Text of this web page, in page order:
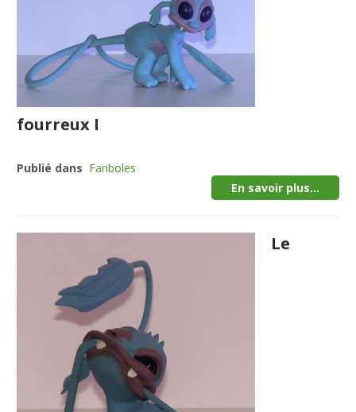
fourreux I
Publié dans Fariboles
En savoir plus...
Le